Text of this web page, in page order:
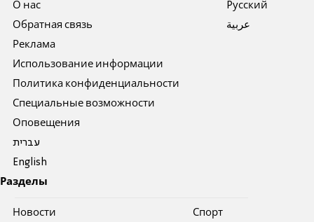
О нас
Обратная связь
Реклама
Использование информации
Политика конфиденциальности
Специальные возможности
Оповещения
עברית
English
Pусский
عربية
Разделы
Новости Спорт